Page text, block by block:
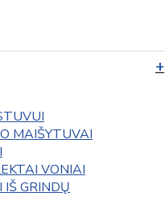
MAIŠYTUVAI
VONIAI
GRINDŲ